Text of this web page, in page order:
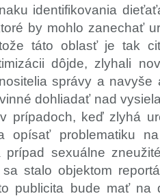
identifikovania
by mohlo zanechať
táto oblasť je tak
dôjde, zlyhali
správy a navyše
dohliadať nad
prípadoch, keď zlyhá
opísať problematiku
prípad sexuálne
sa stalo objektom
publicita bude mať na